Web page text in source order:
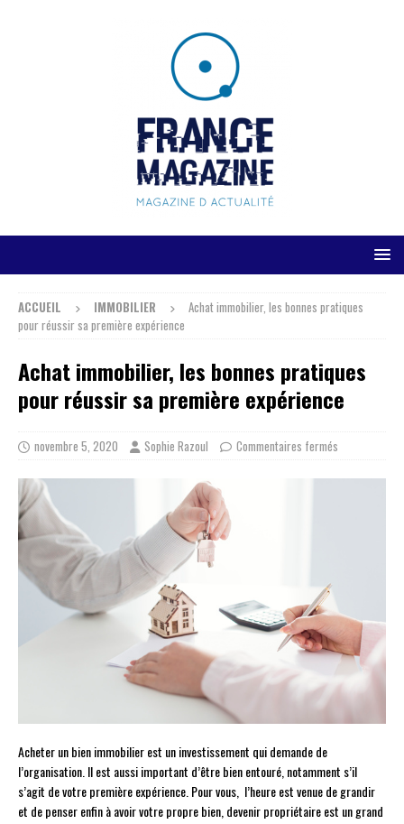
ACCUEIL IMMOBILIER
Achat immobilier, les bonnes pratiques
pour réussir sa première expérience
Achat immobilier, les bonnes pratiques
pour réussir sa première expérience
novembre 5, 2020 Sophie Razoul Commentaires fermés
Acheter un bien immobilier est un investissement qui demande de
l’organisation. Il est aussi important d’être bien entouré, notamment s’il
s’agit de votre première expérience. Pour vous, l’heure est venue de grandir
et de penser enfin à avoir votre propre bien, devenir propriétaire est un grand